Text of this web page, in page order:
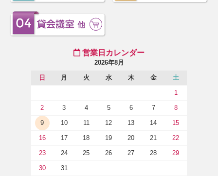
営業日カレンダー
2026年8月
日 月 火 水 木 金 土
1
2 3 4 5 6 7 8
9 10 11 12 13 14 15
16 17 18 19 20 21 22
23 24 25 26 27 28 29
30 31